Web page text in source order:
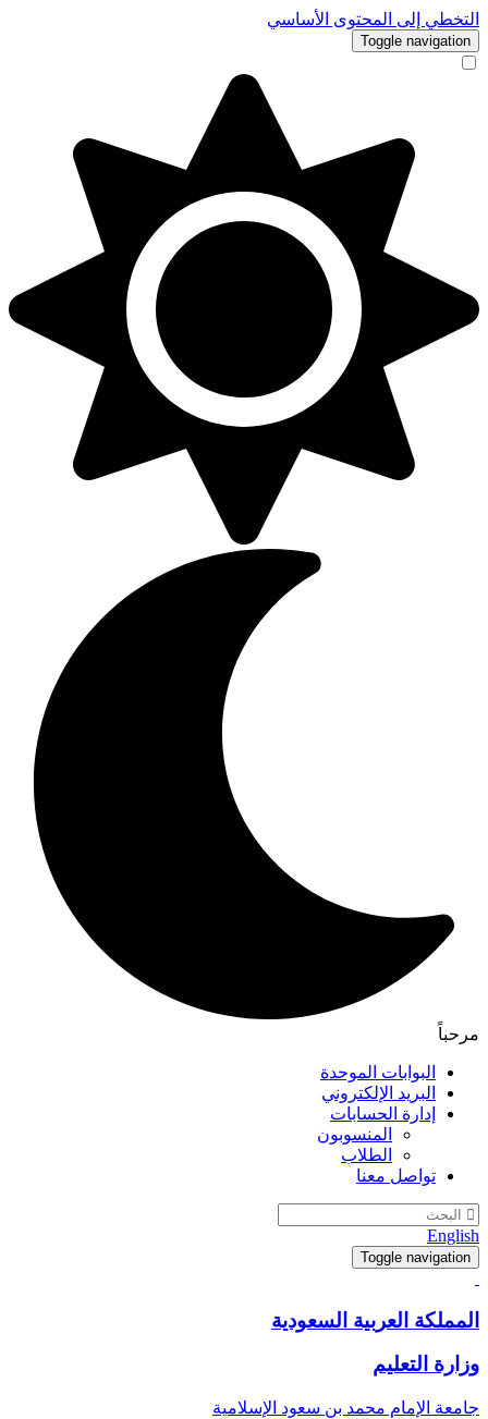
التخطي إلى المحتوى الأساسي
Toggle navigation
مرحباً
البوابات الموحدة
البريد الإلكتروني
إدارة الحسابات
المنسوبون
الطلاب
تواصل معنا
English
Toggle navigation
المملكة العربية السعودية
وزارة التعليم
جامعة الإمام محمد بن سعود الإسلامية